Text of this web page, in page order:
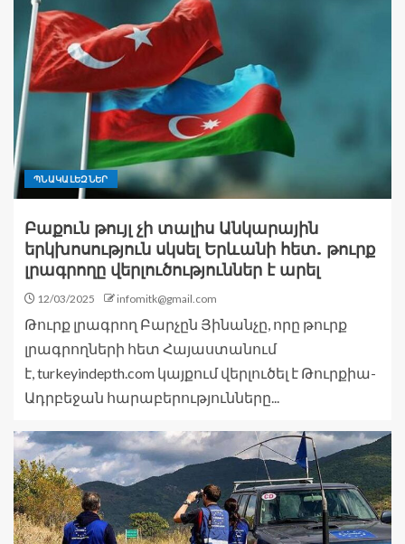
ՊՆԱԿԱԼԵԶՆԵՐ
Բաքուն թույլ չի տալիս Անկարային
երկխոսություն սկսել Երևանի հետ. թուրք
լրագրողը վերլուծություններ է արել
12/03/2025 infomitk@gmail.com
Թուրք լրագրող Բարչըն Յինանչը, որը թուրք
լրագրողների հետ Հայաստանում
է, turkeyindepth.com կայքում վերլուծել է Թուրքիա-
Ադրբեջան հարաբերությունները...